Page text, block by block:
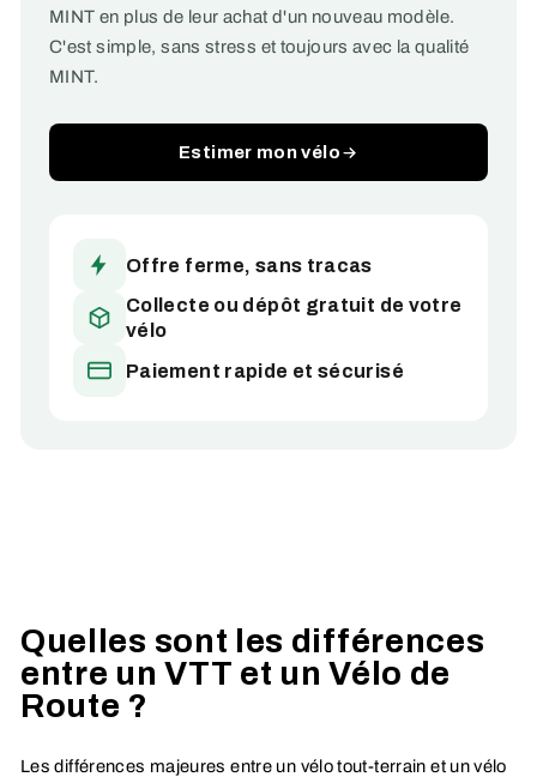
MINT en plus de leur achat d'un nouveau modèle.
C'est simple, sans stress et toujours avec la qualité
MINT.
Estimer mon vélo
Offre ferme, sans tracas
Collecte ou dépôt gratuit de votre
vélo
Paiement rapide et sécurisé
Quelles sont les différences
entre un VTT et un Vélo de
Route ?
Les différences majeures entre un vélo tout-terrain et un vélo